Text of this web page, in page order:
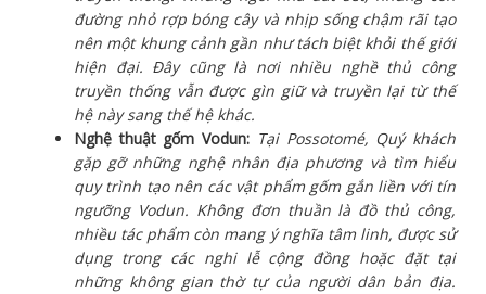
đường nhỏ rợp bóng cây và nhịp sống chậm rãi tạo
nên một khung cảnh gần như tách biệt khỏi thế giới
hiện đại. Đây cũng là nơi nhiều nghề thủ công
truyền thống vẫn được gìn giữ và truyền lại từ thế
hệ này sang thế hệ khác.
Nghệ thuật gốm Vodun: Tại Possotomé, Quý khách
gặp gỡ những nghệ nhân địa phương và tìm hiểu
quy trình tạo nên các vật phẩm gốm gắn liền với tín
ngưỡng Vodun. Không đơn thuần là đồ thủ công,
nhiều tác phẩm còn mang ý nghĩa tâm linh, được sử
dụng trong các nghi lễ cộng đồng hoặc đặt tại
những không gian thờ tự của người dân bản địa.